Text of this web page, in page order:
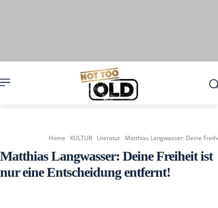
Home KULTUR Literatur Matthias Langwasser: Deine
Matthias Langwasser: Deine Freiheit ist
nur eine Entscheidung entfernt!